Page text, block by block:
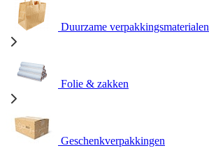
Duurzame verpakkingsmaterialen
Folie & zakken
Geschenkverpakkingen